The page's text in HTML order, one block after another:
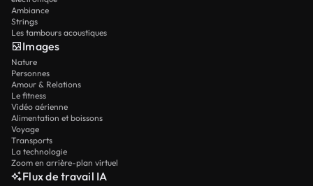
Ambiance
Strings
Les tambours acoustiques
Images
Nature
Personnes
Amour & Relations
Le fitness
Vidéo aérienne
Alimentation et boissons
Voyage
Transports
La technologie
Zoom en arrière-plan virtuel
Flux de travail IA